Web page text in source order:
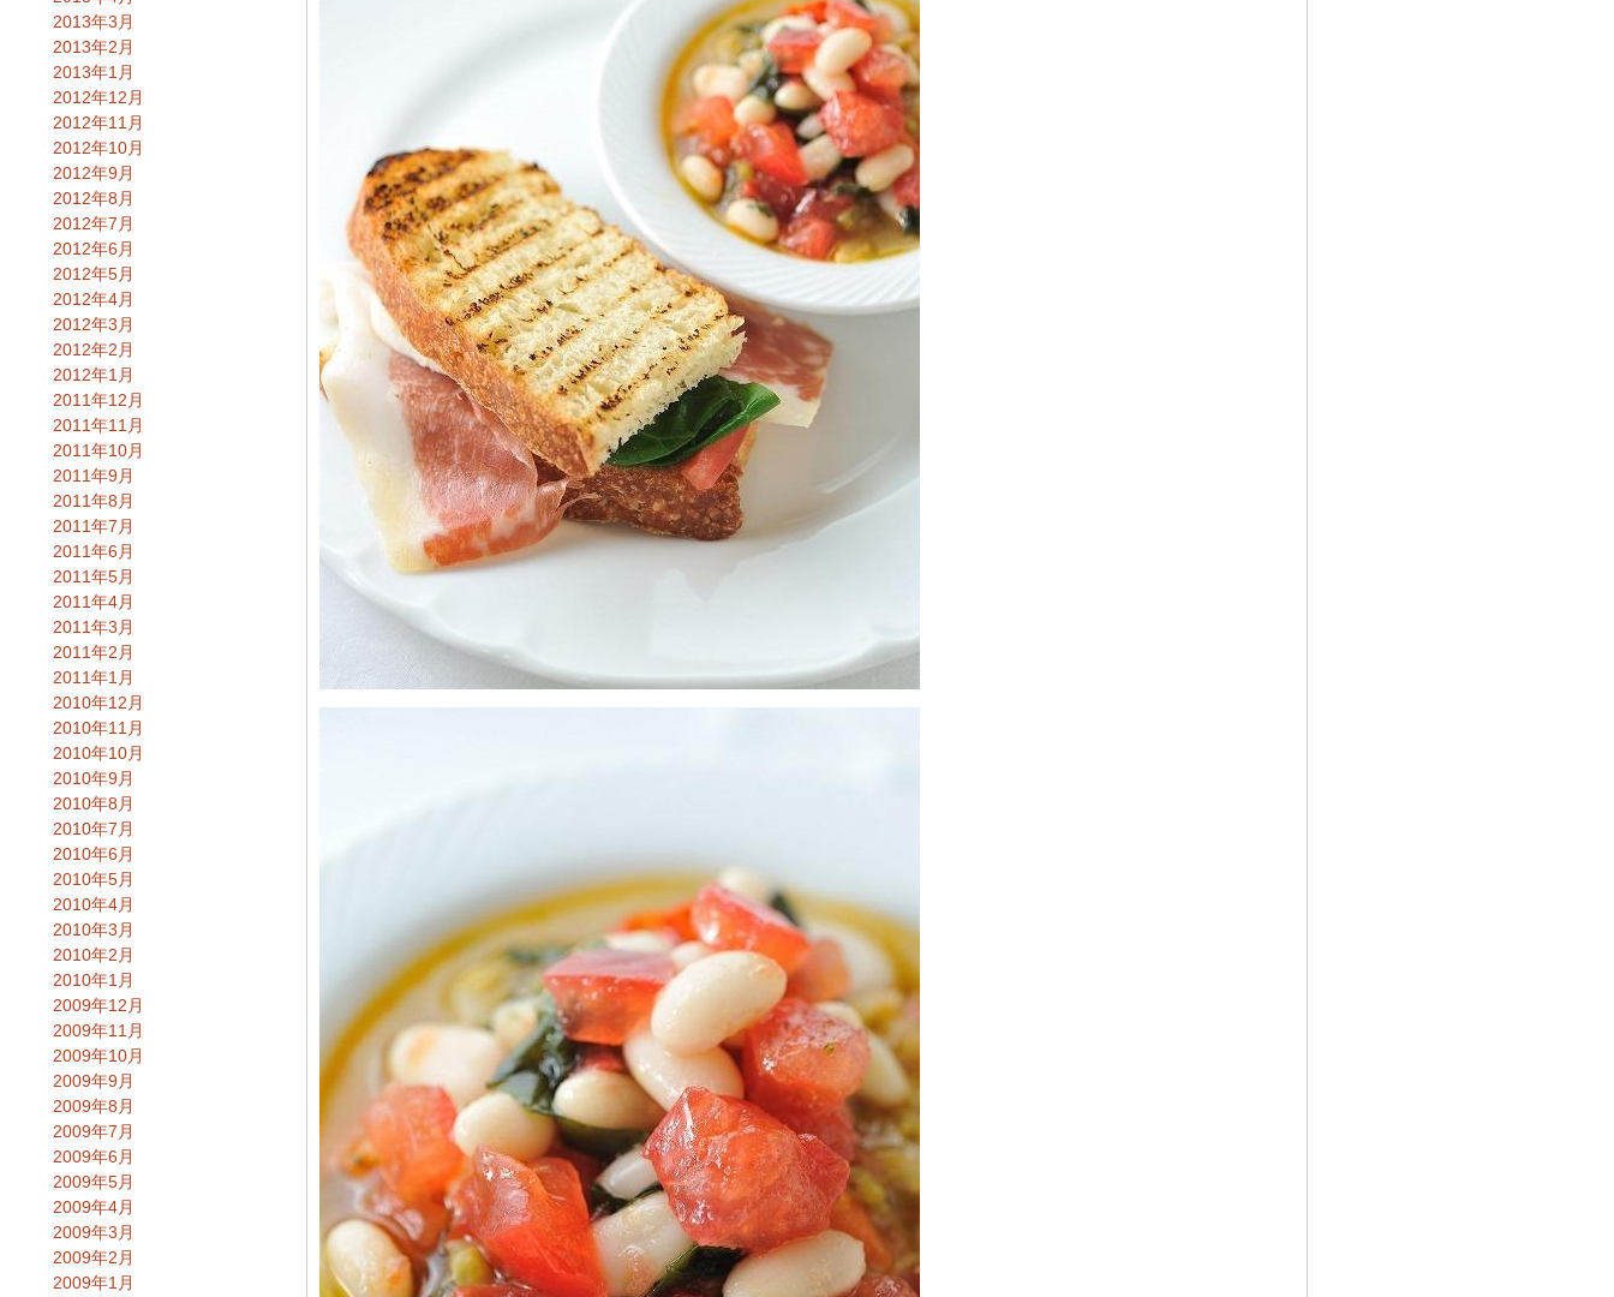
2013年3月
2013年2月
2013年1月
2012年12月
2012年11月
2012年10月
2012年9月
2012年8月
2012年7月
2012年6月
2012年5月
2012年4月
2012年3月
2012年2月
2012年1月
2011年12月
2011年11月
2011年10月
2011年9月
2011年8月
2011年7月
2011年6月
2011年5月
2011年4月
2011年3月
2011年2月
2011年1月
2010年12月
2010年11月
2010年10月
2010年9月
2010年8月
2010年7月
2010年6月
2010年5月
2010年4月
2010年3月
2010年2月
2010年1月
2009年12月
2009年11月
2009年10月
2009年9月
2009年8月
2009年7月
2009年6月
2009年5月
2009年4月
2009年3月
2009年2月
2009年1月